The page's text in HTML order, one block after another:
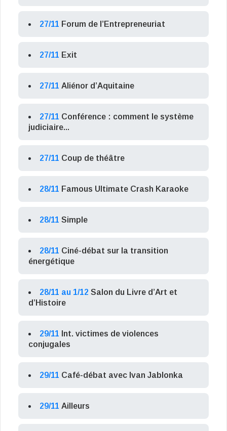
27/11 Forum de l’Entrepreneuriat
27/11 Exit
27/11 Aliénor d’Aquitaine
27/11 Conférence : comment le système
judiciaire...
27/11 Coup de théâtre
28/11 Famous Ultimate Crash Karaoke
28/11 Simple
28/11 Ciné-débat sur la transition
énergétique
28/11 au 1/12 Salon du Livre d’Art et
d’Histoire
29/11 Int. victimes de violences
conjugales
29/11 Café-débat avec Ivan Jablonka
29/11 Ailleurs